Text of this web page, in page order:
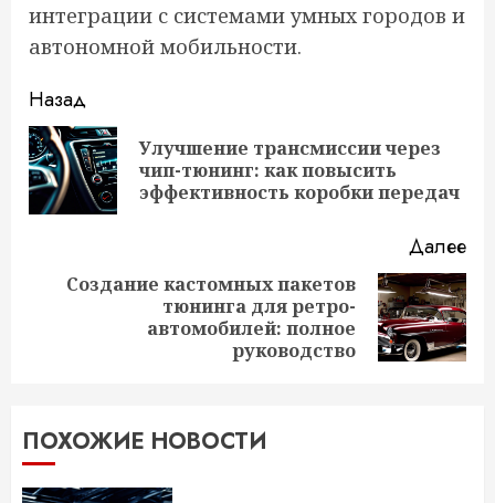
интеграции с системами умных городов и
автономной мобильности.
Продолжить
чтение
Назад
Улучшение трансмиссии через
чип-тюнинг: как повысить
эффективность коробки передач
Далее
Создание кастомных пакетов
тюнинга для ретро-
автомобилей: полное
руководство
ПОХОЖИЕ НОВОСТИ